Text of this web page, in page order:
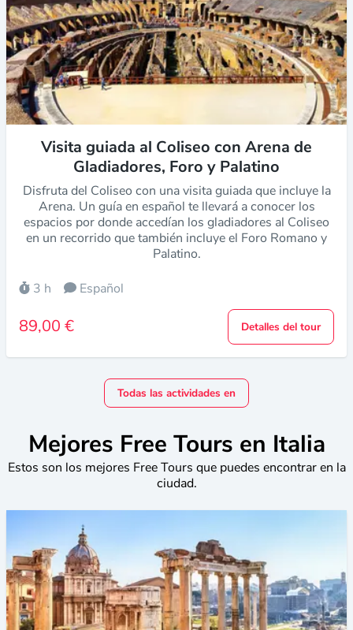
Visita guiada al Coliseo con Arena de
Gladiadores, Foro y Palatino
Disfruta del Coliseo con una visita guiada que incluye la
Arena. Un guía en español te llevará a conocer los
espacios por donde accedían los gladiadores al Coliseo
en un recorrido que también incluye el Foro Romano y
Palatino.
3 h
Español
89,00 € Detalles del tour
Todas las actividades en
Mejores Free Tours en Italia
Estos son los mejores Free Tours que puedes encontrar en la
ciudad.